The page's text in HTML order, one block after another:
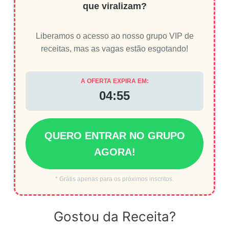
que viralizam?
Liberamos o acesso ao nosso grupo VIP de
receitas, mas as vagas estão esgotando!
A OFERTA EXPIRA EM:
04:55
QUERO ENTRAR NO GRUPO
AGORA!
* Grátis apenas para os próximos inscritos.
Gostou da Receita?